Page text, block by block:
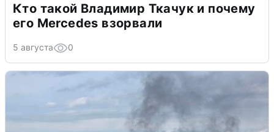
Кто такой Владимир Ткачук и почему
его Mercedes взорвали
5 августа 0